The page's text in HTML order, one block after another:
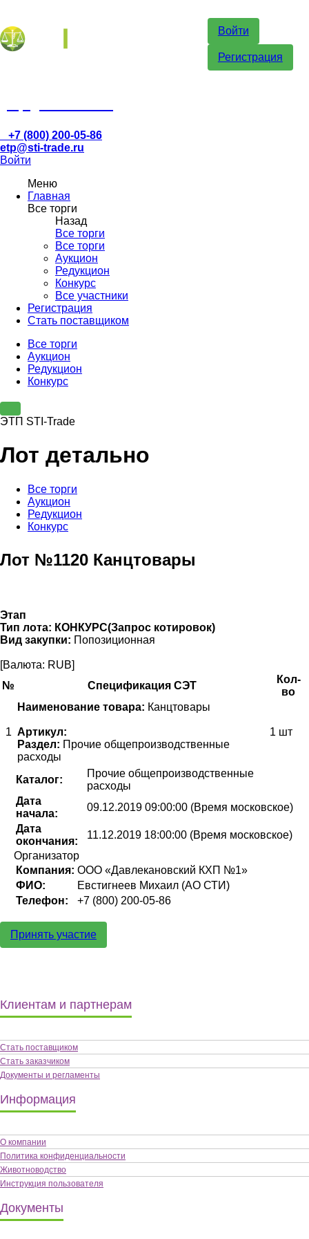
Войти
Регистрация
+7 (800) 200-05-86
etp@sti-trade.ru
Войти
Меню
Главная
Все торги
Назад
Все торги
Все торги
Аукцион
Редукцион
Конкурс
Все участники
Регистрация
Стать поставщиком
Все торги
Аукцион
Редукцион
Конкурс
ЭТП STI-Trade
Лот детально
Все торги
Аукцион
Редукцион
Конкурс
Лот №1120 Канцтовары
Этап
Тип лота: КОНКУРС(Запрос котировок)
Вид закупки: Попозиционная
[Валюта: RUB]
№
Спецификация СЭТ
Кол-
во
1
Наименование товара: Канцтовары
Артикул:
Раздел: Прочие общепроизводственные
расходы
1 шт
Каталог:
Прочие общепроизводственные
расходы
Дата
начала:
09.12.2019 09:00:00 (Время московское)
Дата
окончания:
11.12.2019 18:00:00 (Время московское)
Организатор
Компания: ООО «Давлекановский КХП №1»
ФИО:
Евстигнеев Михаил (АО СТИ)
Телефон:
+7 (800) 200-05-86
Принять участие
Клиентам и партнерам
Стать поставщиком
Стать заказчиком
Документы и регламенты
Информация
О компании
Политика конфиденциальности
Животноводство
Инструкция пользователя
Документы